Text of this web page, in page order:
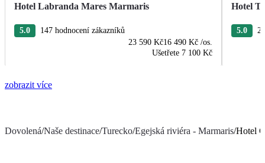
Hotel Labranda Mares Marmaris
5.0
147 hodnocení zákazníků
23 590 Kč16 490 Kč /os.
Ušetřete 7 100 Kč
Hotel
5.0
zobrazit více
Dovolená/Naše destinace/Turecko/Egejská riviéra - Marmaris/Hotel